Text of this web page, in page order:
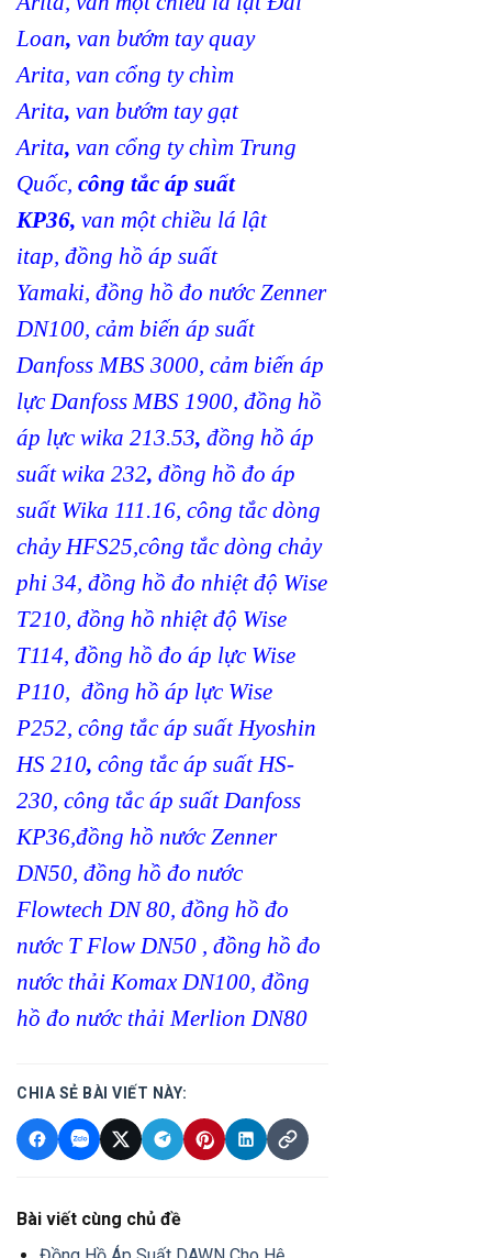
Loan, van bướm tay quay
Arita, van cổng ty chìm
Arita, van bướm tay gạt
Arita, van cổng ty chìm Trung
Quốc, công tắc áp suất
KP36, van một chiều lá lật
itap, đồng hồ áp suất
Yamaki, đồng hồ đo nước Zenner
DN100, cảm biến áp suất
Danfoss MBS 3000, cảm biến áp
lực Danfoss MBS 1900, đồng hồ
áp lực wika 213.53, đồng hồ áp
suất wika 232, đồng hồ đo áp
suất Wika 111.16, công tắc dòng
chảy HFS25,công tắc dòng chảy
phi 34, đồng hồ đo nhiệt độ Wise
T210, đồng hồ nhiệt độ Wise
T114, đồng hồ đo áp lực Wise
P110, đồng hồ áp lực Wise
P252, công tắc áp suất Hyoshin
HS 210, công tắc áp suất HS-
230, công tắc áp suất Danfoss
KP36,đồng hồ nước Zenner
DN50, đồng hồ đo nước
Flowtech DN 80, đồng hồ đo
nước T Flow DN50 , đồng hồ đo
nước thải Komax DN100, đồng
hồ đo nước thải Merlion DN80
CHIA SẺ BÀI VIẾT NÀY:
Bài viết cùng chủ đề